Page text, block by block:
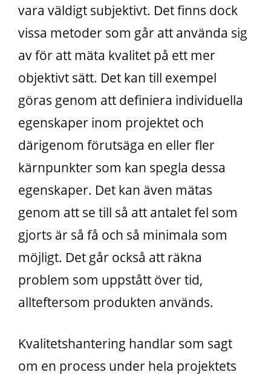
vara väldigt subjektivt. Det finns dock
vissa metoder som går att använda sig
av för att mäta kvalitet på ett mer
objektivt sätt. Det kan till exempel
göras genom att definiera individuella
egenskaper inom projektet och
därigenom förutsäga en eller fler
kärnpunkter som kan spegla dessa
egenskaper. Det kan även mätas
genom att se till så att antalet fel som
gjorts är så få och så minimala som
möjligt. Det går också att räkna
problem som uppstått över tid,
allteftersom produkten används.
Kvalitetshantering handlar som sagt
om en process under hela projektets